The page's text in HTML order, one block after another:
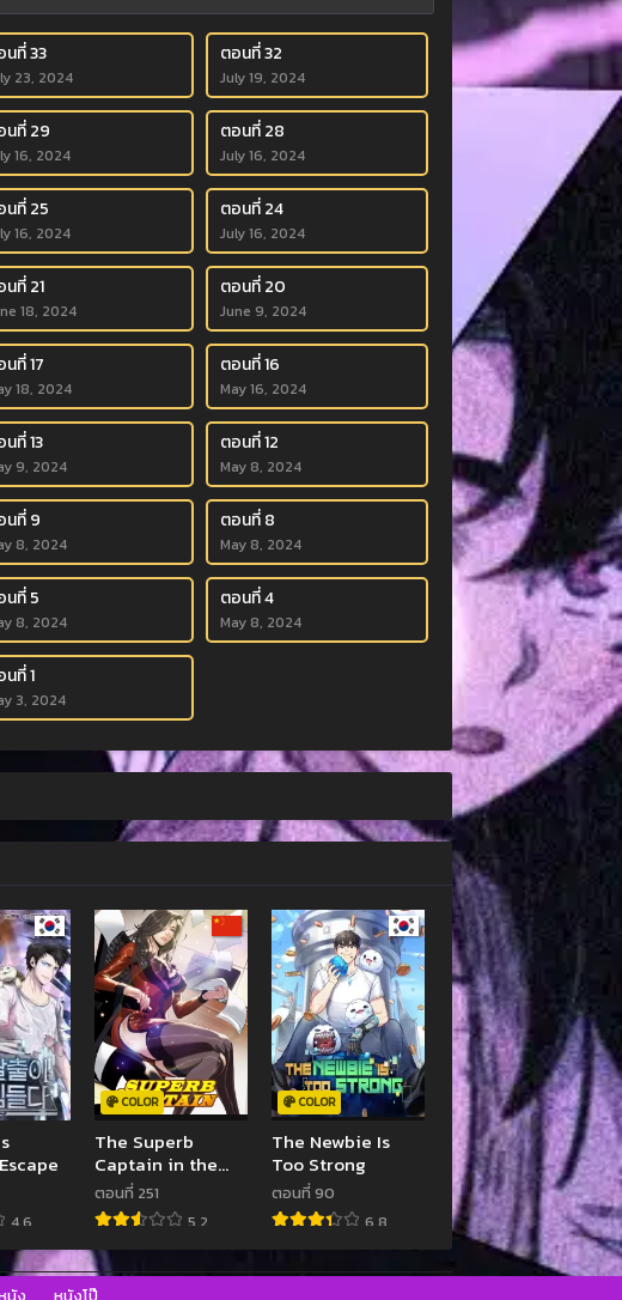
นที่ 33
23, 2024
ตอนที่ 32
July 19, 2024
นที่ 29
16, 2024
ตอนที่ 28
July 16, 2024
นที่ 25
16, 2024
ตอนที่ 24
July 16, 2024
นที่ 21
18, 2024
ตอนที่ 20
June 9, 2024
ที่ 17
18, 2024
ตอนที่ 16
May 16, 2024
ที่ 13
9, 2024
ตอนที่ 12
May 8, 2024
นที่ 9
8, 2024
ตอนที่ 8
May 8, 2024
นที่ 5
8, 2024
ตอนที่ 4
May 8, 2024
ที่ 1
3, 2024
4.6
COLOR
The Superb
Captain in the
City
ตอนที่ 251
5.2
COLOR
The Newbie Is
Too Strong
ตอนที่ 90
6.8